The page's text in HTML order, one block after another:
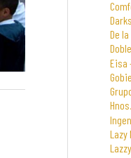
De
Eisa
Lazy